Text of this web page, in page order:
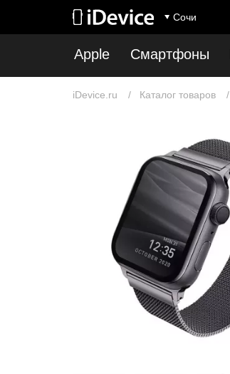
Сочи
Apple Смартфоны
iDevice.ru Каталог товаров